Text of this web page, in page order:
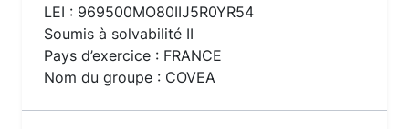
LEI : 969500MO80IIJ5R0YR54
Soumis à solvabilité II
Pays d’exercice : FRANCE
Nom du groupe : COVEA